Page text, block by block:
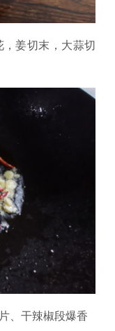
姜切末，大蒜切
、干辣椒段爆香